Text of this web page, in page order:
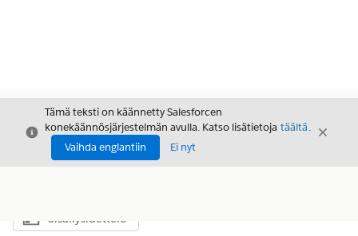
Sulje
Tämä teksti on käännetty Salesforcen
konekäännösjärjestelmän avulla. Katso lisätietoja täältä.
Vaihda englantiin
Ei nyt
Sulje
Näytä sisällysluettelo
Sisällysluettelo